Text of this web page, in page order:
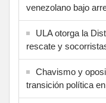
venezolano bajo
ULA otorga la
rescate y
Chavismo y
transición política